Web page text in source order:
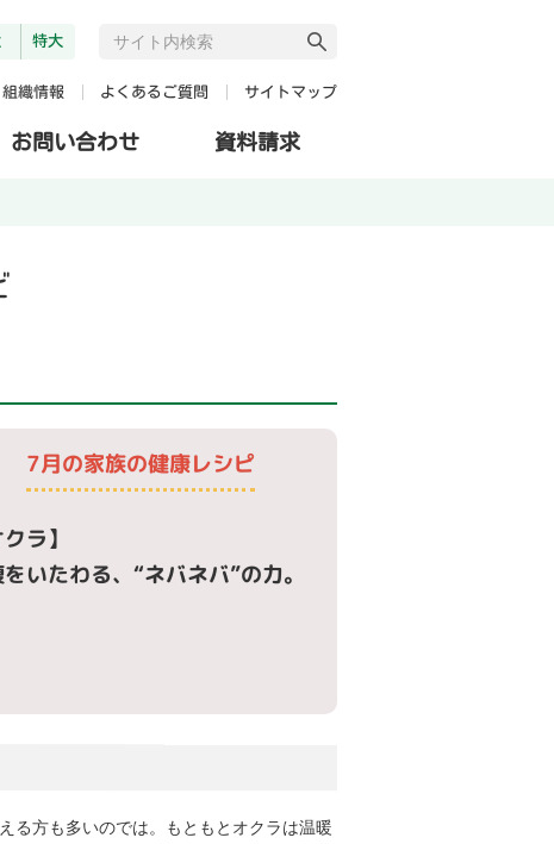
特大
組織情報 よくあるご質問 サイトマップ
お問い合わせ 資料請求
7月の家族の健康レシピ
クラ】
いたわる、“ネバネバ”の力。
る方も多いのでは。もともとオクラは温暖